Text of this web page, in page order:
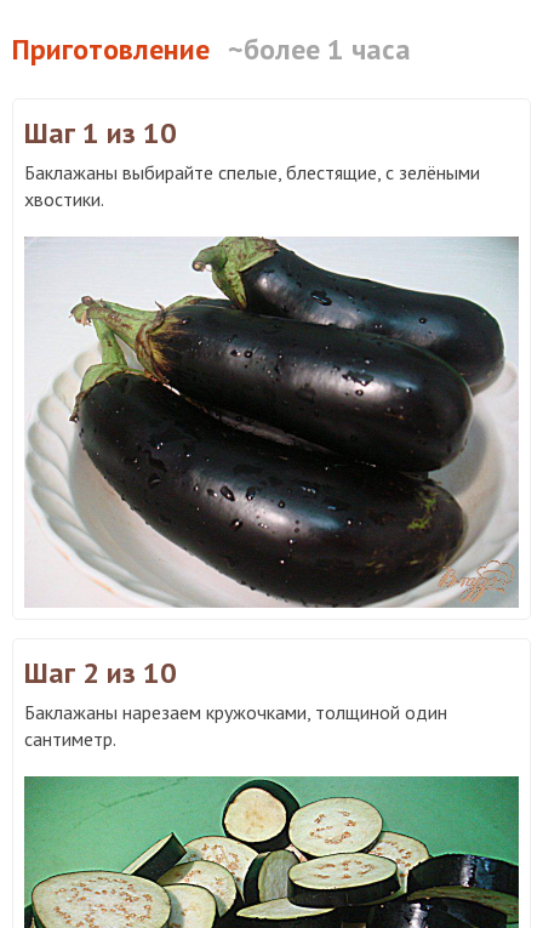
Приготовление ~более 1 часа
Шаг 1 из 10
Баклажаны выбирайте спелые, блестящие, с зелёными
хвостики.
Шаг 2 из 10
Баклажаны нарезаем кружочками, толщиной один
сантиметр.